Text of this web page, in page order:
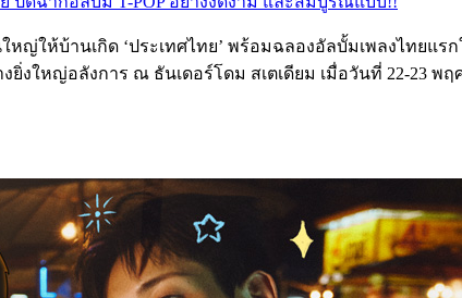
ให้บ้านเกิด ‘ประเทศไทย’ พร้อมฉลองอัลบั้มเพลงไทยแร
างยิ่งใหญ่อลังการ ณ ธันเดอร์โดม สเตเดียม เมื่อวันที่ 22-23